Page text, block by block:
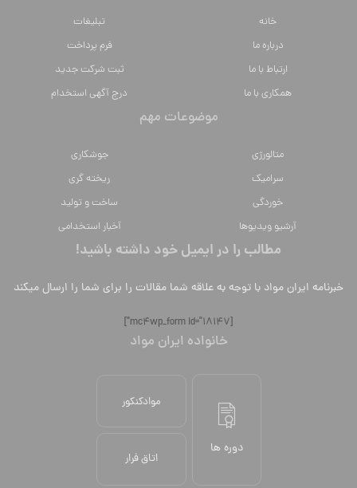
خانه
تبلیغات
درباره ما
فرم پرداخت
ارتباط با ما
ثبت شرکت جدید
همکاری با ما
درج آگهی استخدام
موضوعات مهم
متالورژي
جوشکاری
سراميك
ریخته گری
خوردگی
ساخت و تولید
آرشیو ویدیوها
آخبار استخدامی
مطالب را در ایمیل خود داشته باشید!
خبرنامه ایران مواد با توجه به علاقه شما مقالات را برای شما را ارسال میکند
[mc4wp_form id="18147"]
خانواده ایران مواد
دوره ها
موادکنکور
اتاق فرار